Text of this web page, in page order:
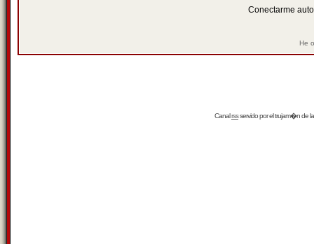
Conectarme
He
Canalrssservido por eltrujam�nde